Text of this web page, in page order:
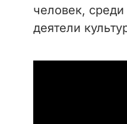
человек,
деятели